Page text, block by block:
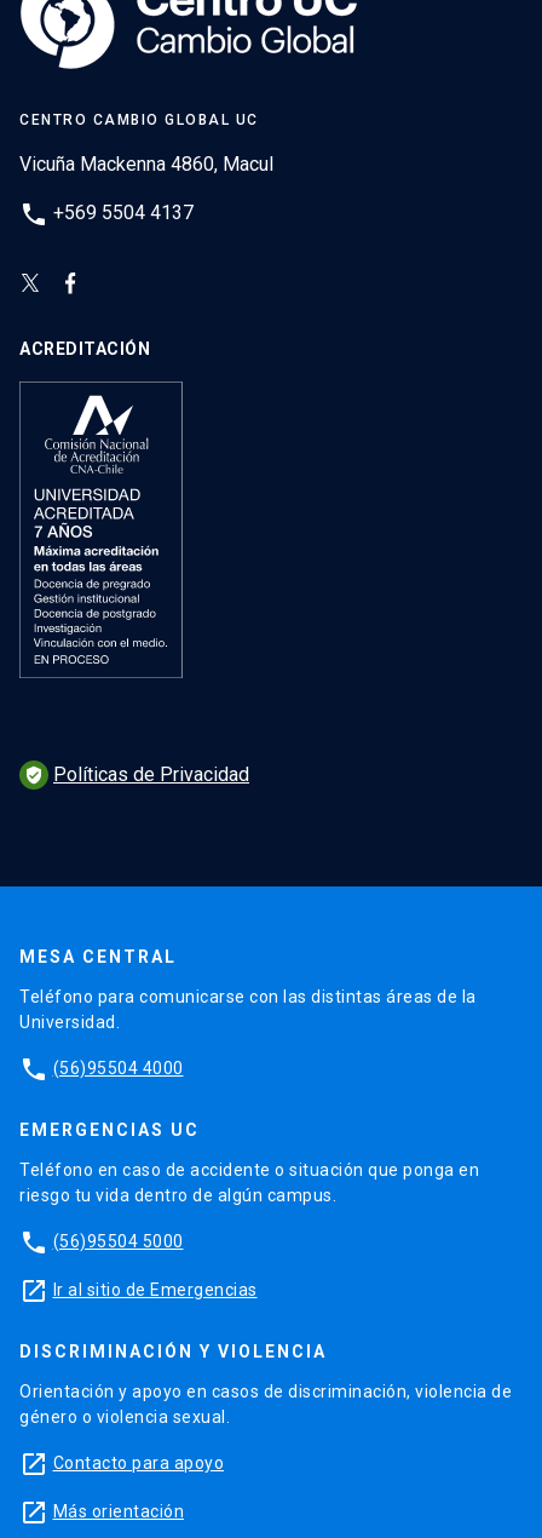
CENTRO CAMBIO GLOBAL UC
Vicuña Mackenna 4860, Macul
phone +569 5504 4137
ACREDITACIÓN
verified_user Políticas de Privacidad
MESA CENTRAL
Teléfono para comunicarse con las distintas áreas de la
Universidad.
phone (56)95504 4000
EMERGENCIAS UC
Teléfono en caso de accidente o situación que ponga en
riesgo tu vida dentro de algún campus.
phone (56)95504 5000
launch Ir al sitio de Emergencias
DISCRIMINACIÓN Y VIOLENCIA
Orientación y apoyo en casos de discriminación, violencia de
género o violencia sexual.
launch Contacto para apoyo
launch Más orientación